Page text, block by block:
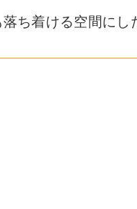
ち着ける空間に